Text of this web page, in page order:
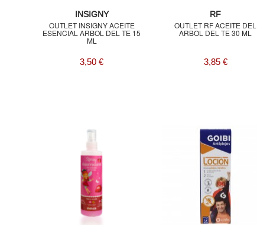
INSIGNY
OUTLET INSIGNY ACEITE
ESENCIAL ARBOL DEL TE 15
ML
3,50 €
RF
OUTLET RF ACEITE DEL
ARBOL DEL TE 30 ML
3,85 €